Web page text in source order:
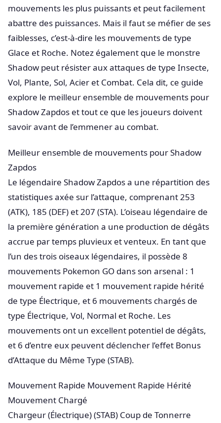
mouvements les plus puissants et peut facilement
abattre des puissances. Mais il faut se méfier de ses
faiblesses, c’est-à-dire les mouvements de type
Glace et Roche. Notez également que le monstre
Shadow peut résister aux attaques de type Insecte,
Vol, Plante, Sol, Acier et Combat. Cela dit, ce guide
explore le meilleur ensemble de mouvements pour
Shadow Zapdos et tout ce que les joueurs doivent
savoir avant de l’emmener au combat.
Meilleur ensemble de mouvements pour Shadow
Zapdos
Le légendaire Shadow Zapdos a une répartition des
statistiques axée sur l’attaque, comprenant 253
(ATK), 185 (DEF) et 207 (STA). L’oiseau légendaire de
la première génération a une production de dégâts
accrue par temps pluvieux et venteux. En tant que
l’un des trois oiseaux légendaires, il possède 8
mouvements Pokemon GO dans son arsenal : 1
mouvement rapide et 1 mouvement rapide hérité
de type Électrique, et 6 mouvements chargés de
type Électrique, Vol, Normal et Roche. Les
mouvements ont un excellent potentiel de dégâts,
et 6 d’entre eux peuvent déclencher l’effet Bonus
d’Attaque du Même Type (STAB).
Mouvement Rapide Mouvement Rapide Hérité
Mouvement Chargé
Chargeur (Électrique) (STAB) Coup de Tonnerre